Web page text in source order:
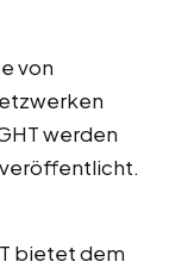
von
werden
bietet dem